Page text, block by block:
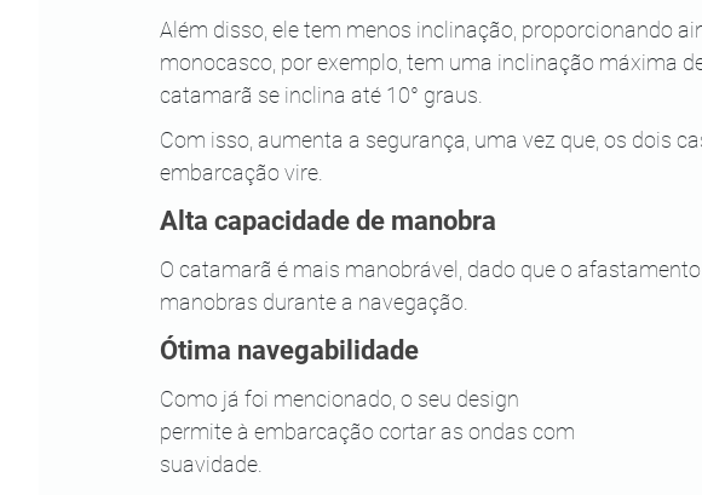
Além disso, ele tem menos inclinação, proporcionando
monocasco, por exemplo, tem uma inclinação máxima
catamarã se inclina até 10° graus.
Com isso, aumenta a segurança, uma vez que, os dois
embarcação vire.
Alta capacidade de manobra
O catamarã é mais manobrável, dado que o
manobras durante a navegação.
Ótima navegabilidade
Como já foi mencionado, o seu design
permite à embarcação cortar as ondas com
suavidade.